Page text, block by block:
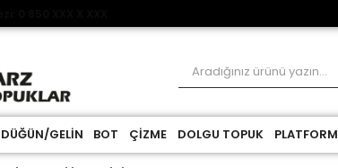
DÜĞÜN/GELİN BOT ÇİZME DOLGU TOPUK PLATFORM